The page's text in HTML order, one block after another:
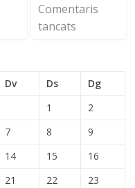
Comentaris
tancats
Dv Ds
Dg
1
2
7 8
9
14 15
16
21 22
23